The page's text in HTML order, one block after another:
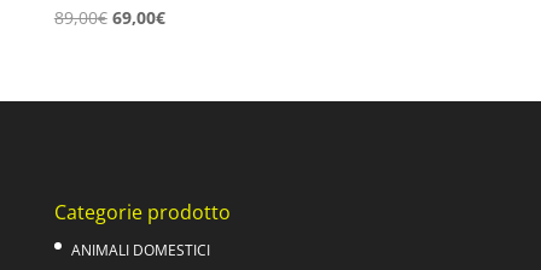
89,00€ Il
era:
69,00€Il
è:
Categorie prodotto
ANIMALI DOMESTICI